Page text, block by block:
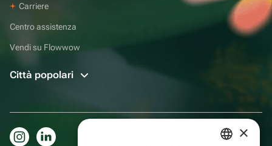
Carriere
Centro assistenza
Vendi su Flowwow
Città popolari
×